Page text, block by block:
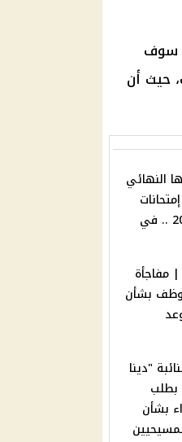
سوف
حيث أن
النهائي
الثانوية العامة 2025 .. في
| مفاجأة
موظف بشأن
"دينا
بطلب
بشأن